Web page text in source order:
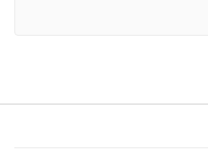
Nguyễn Thị
Tổng đài VTV:024.38 355 931